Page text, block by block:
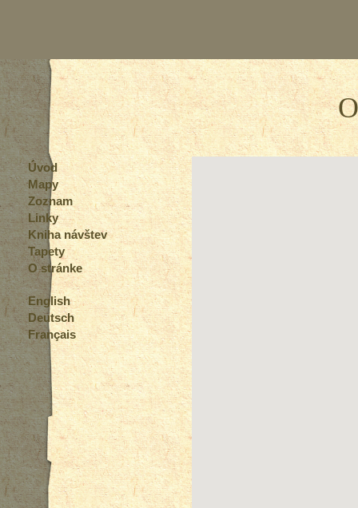
Úvod
Mapy
Zoznam
Linky
Kniha návštev
Tapety
O stránke
English
Deutsch
Français